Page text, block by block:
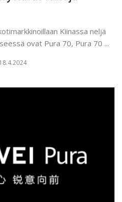
Kiinassa neljä
ovat Pura 70, Pura 70 ...
18.4.2024